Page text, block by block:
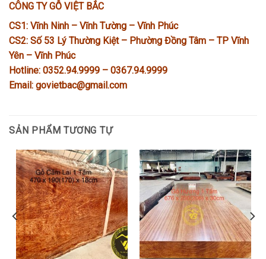
CÔNG TY GỖ VIỆT BẮC
CS1: Vĩnh Ninh – Vĩnh Tường – Vĩnh Phúc
CS2: Số 53 Lý Thường Kiệt – Phường Đồng Tâm – TP Vĩnh
Yên – Vĩnh Phúc
Hotline: 0352.94.9999 – 0367.94.9999
Email: govietbac@gmail.com
SẢN PHẨM TƯƠNG TỰ